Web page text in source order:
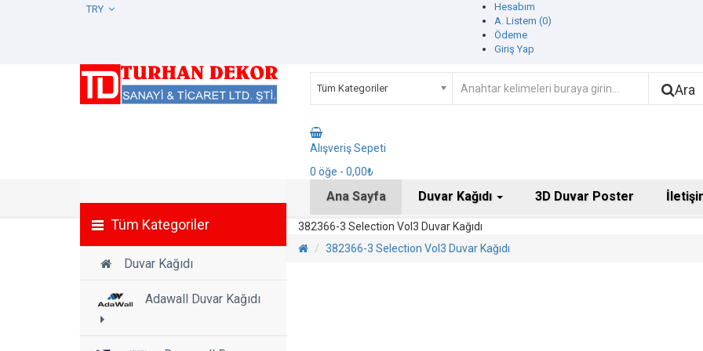
Hesabım
A. Listem (0)
Ödeme
Giriş Yap
Tüm Kategoriler Ara
Alışveriş Sepeti
0 öğe - 0,00₺
Tüm Kategoriler
Duvar Kağıdı
Adawall Duvar Kağıdı
Ana Sayfa Duvar Kağıdı 3D Duvar Poster
382366-3 Selection Vol3 Duvar Kağıdı
382366-3 Selection Vol3 Duvar Kağıdı